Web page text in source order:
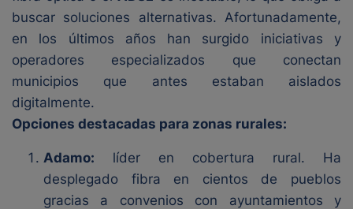
buscar soluciones alternativas. Afortunadamente,
en los últimos años han surgido iniciativas y
operadores especializados que conectan
municipios que antes estaban aislados
digitalmente.
Opciones destacadas para zonas rurales:
Adamo: líder en cobertura rural. Ha
desplegado fibra en cientos de pueblos
gracias a convenios con ayuntamientos y